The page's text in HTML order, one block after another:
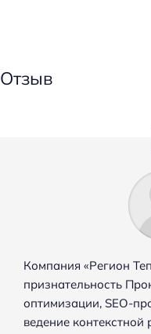
Отзыв
Компания «Регион
признательность
оптимизации, SEO-
ведение